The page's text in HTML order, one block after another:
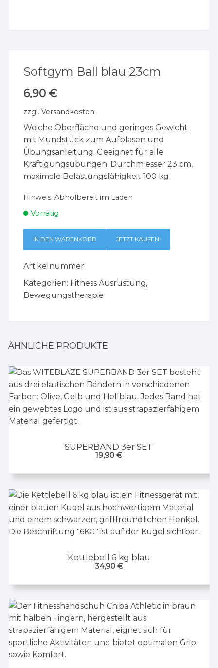
Softgym Ball blau 23cm
6,90€
zzgl.Versandkosten
Weiche Oberfläche und geringes Gewicht
mit Mundstück zum Aufblasen und
Übungsanleitung. Geeignet für alle
Kräftigungsübungen. Durchm esser 23 cm,
maximale Belastungsfähigkeit 100 kg
Hinweis:Abholbereit im Laden
Vorrätig
IN DEN WARENKORB JETZT KAUFEN!
Artikelnummer:
Kategorien: Fitness Ausrüstung,
Bewegungstherapie
ÄHNLICHE PRODUKTE
SUPERBAND 3er SET
19,90€
Kettlebell 6 kg blau
34,90 €